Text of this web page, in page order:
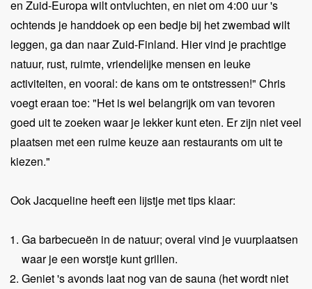
en Zuid-Europa wilt ontvluchten, en niet om 4:00 uur 's
ochtends je handdoek op een bedje bij het zwembad wilt
leggen, ga dan naar Zuid-Finland. Hier vind je prachtige
natuur, rust, ruimte, vriendelijke mensen en leuke
activiteiten, en vooral: de kans om te ontstressen!" Chris
voegt eraan toe: "Het is wel belangrijk om van tevoren
goed uit te zoeken waar je lekker kunt eten. Er zijn niet veel
plaatsen met een ruime keuze aan restaurants om uit te
kiezen."
Ook Jacqueline heeft een lijstje met tips klaar:
Ga barbecueën in de natuur; overal vind je vuurplaatsen
waar je een worstje kunt grillen.
Geniet 's avonds laat nog van de sauna (het wordt niet